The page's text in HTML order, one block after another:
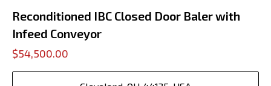
Reconditioned IBC Closed Door Baler with
Infeed Conveyor
$54,500.00